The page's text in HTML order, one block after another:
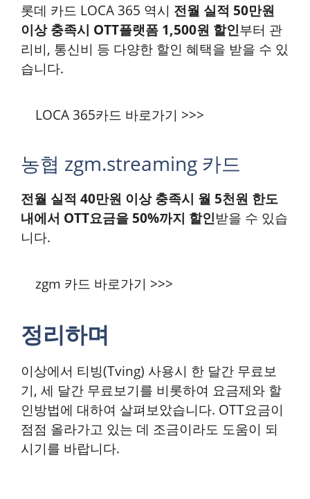
롯데 카드 LOCA 365 역시 전월 실적 50만원
이상 충족시 OTT플랫폼 1,500원 할인부터 관
리비, 통신비 등 다양한 할인 혜택을 받을 수 있
습니다.
LOCA 365카드 바로가기 >>>
농협 zgm.streaming 카드
전월 실적 40만원 이상 충족시 월 5천원 한도
내에서 OTT요금을 50%까지 할인받을 수 있습
니다.
zgm 카드 바로가기 >>>
정리하며
이상에서 티빙(Tving) 사용시 한 달간 무료보
기, 세 달간 무료보기를 비롯하여 요금제와 할
인방법에 대하여 살펴보았습니다. OTT요금이
점점 올라가고 있는 데 조금이라도 도움이 되
시기를 바랍니다.